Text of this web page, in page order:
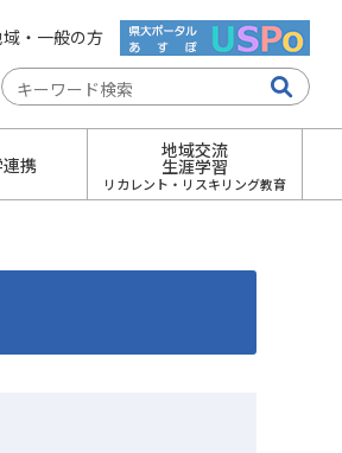
・一般の方
携
地域交流
生涯学習
リカレント・リスキリング教育